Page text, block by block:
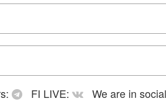
FI LIVE:
We are in